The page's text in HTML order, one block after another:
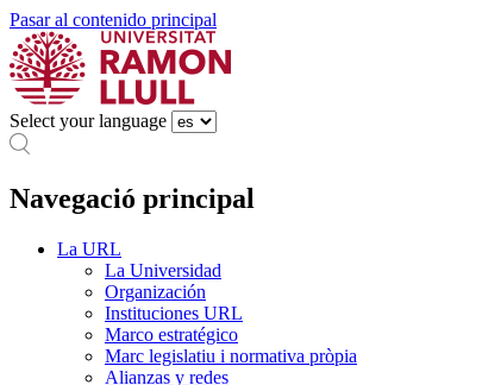
Pasar al contenido principal
Select your language
Navegació principal
La URL
La Universidad
Organización
Instituciones URL
Marco estratégico
Marc legislatiu i normativa pròpia
Alianzas y redes